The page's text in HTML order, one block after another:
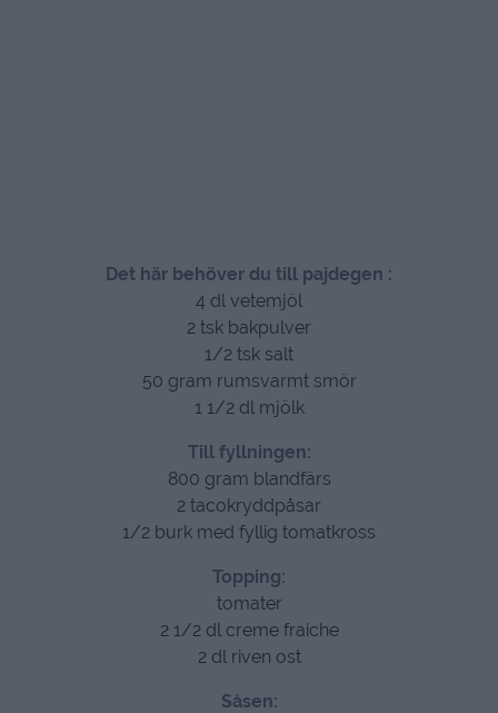
Det här behöver du till pajdegen :
4 dl vetemjöl
2 tsk bakpulver
1/2 tsk salt
50 gram rumsvarmt smör
1 1/2 dl mjölk
Till fyllningen:
800 gram blandfärs
2 tacokryddpåsar
1/2 burk med fyllig tomatkross
Topping:
tomater
2 1/2 dl creme fraiche
2 dl riven ost
Såsen: